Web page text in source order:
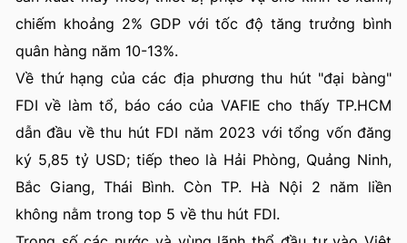
chiếm khoảng 2% GDP với tốc độ tăng trưởng bình
quân hàng năm 10-13%.
Về thứ hạng của các địa phương thu hút "đại bàng"
FDI về làm tổ, báo cáo của VAFIE cho thấy TP.HCM
dẫn đầu về thu hút FDI năm 2023 với tổng vốn đăng
ký 5,85 tỷ USD; tiếp theo là Hải Phòng, Quảng Ninh,
Bắc Giang, Thái Bình. Còn TP. Hà Nội 2 năm liền
không nằm trong top 5 về thu hút FDI.